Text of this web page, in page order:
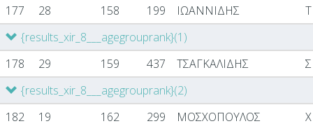
177
28 158 199 ΙΩΑΝΝΙΔΗΣ
{results_xir_8___agegrouprank}(1)
178
29 159 437 ΤΣΑΓΚΑΛΙΔΗΣ
{results_xir_8___agegrouprank}(2)
182
19 162 299 ΜΟΣΧΟΠΟΥΛΟΣ